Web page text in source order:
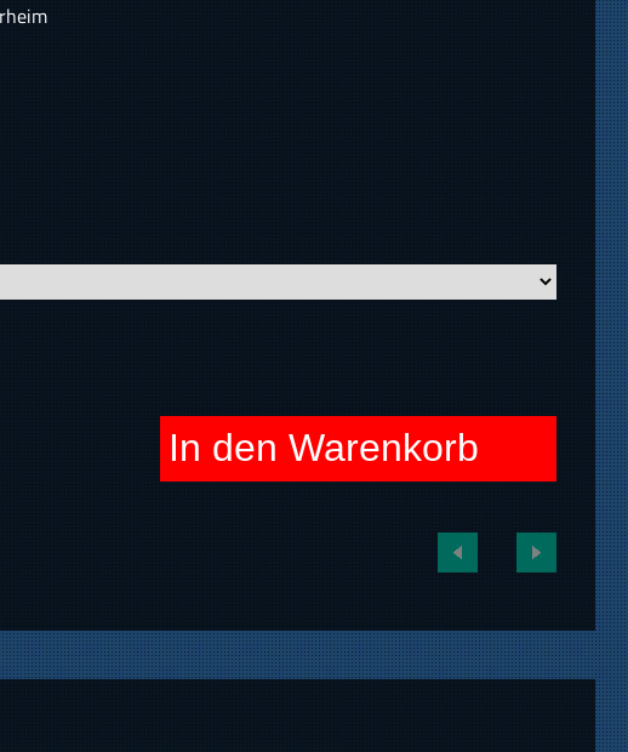
In den Warenkorb